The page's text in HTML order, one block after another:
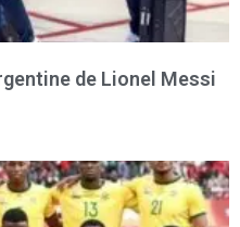
de Lionel Messi